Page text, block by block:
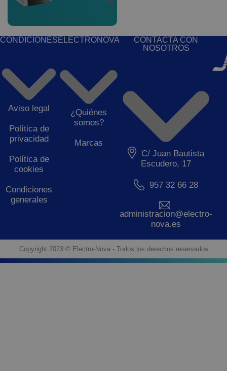
CONDICIONES
Aviso legal
Política de
privacidad
Política de
cookies
Condiciones
generales
ELECTRONOVA
¿Quiénes
somos?
Marcas
CONTACTA CON
NOSOTROS
C/ Juan Bautista
Escudero, 17
957 32 66 28
administracion@electro-
nova.es
Copyright 2023 © Electro-Nova - Todos los derechos reservados